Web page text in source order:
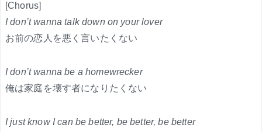
[Chorus]
I don’t wanna talk down on your lover
お前の恋人を悪く言いたくない
I don’t wanna be a homewrecker
俺は家庭を壊す者になりたくない
I just know I can be better, be better, be better